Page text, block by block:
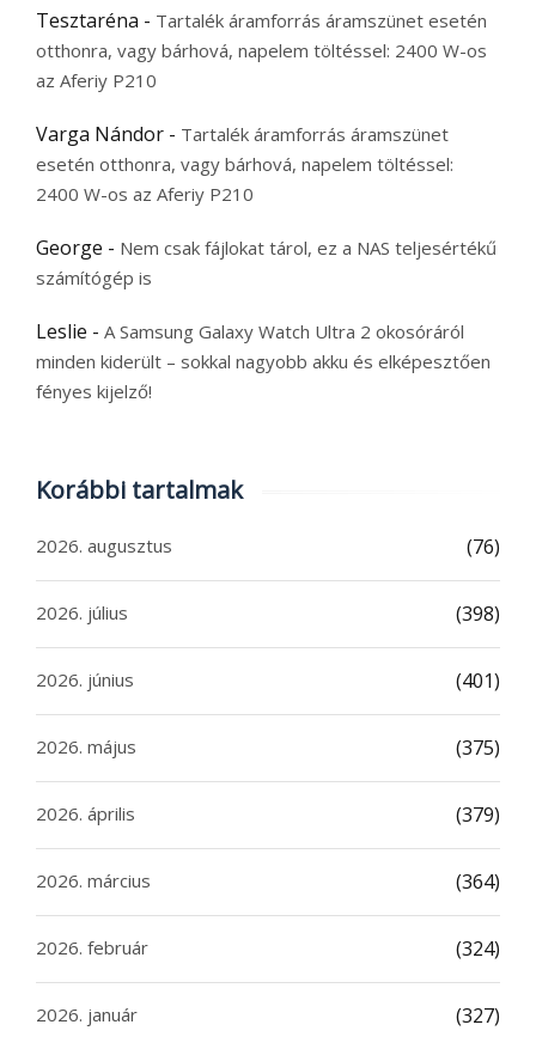
Tesztaréna - Tartalék áramforrás áramszünet esetén
otthonra, vagy bárhová, napelem töltéssel: 2400 W-os
az Aferiy P210
Varga Nándor - Tartalék áramforrás áramszünet
esetén otthonra, vagy bárhová, napelem töltéssel:
2400 W-os az Aferiy P210
George - Nem csak fájlokat tárol, ez a NAS teljesértékű
számítógép is
Leslie - A Samsung Galaxy Watch Ultra 2 okosóráról
minden kiderült – sokkal nagyobb akku és elképesztően
fényes kijelző!
Korábbi tartalmak
2026. augusztus (76)
2026. július (398)
2026. június (401)
2026. május (375)
2026. április (379)
2026. március (364)
2026. február (324)
2026. január (327)